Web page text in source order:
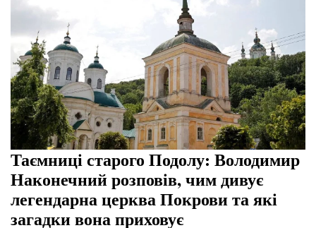
Таємниці старого Подолу: Володимир
Наконечний розповів, чим дивує
легендарна церква Покрови та які
загадки вона приховує